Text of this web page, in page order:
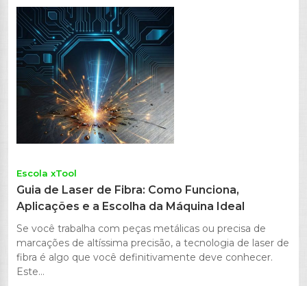
Escola xTool
Guia de Laser de Fibra: Como Funciona,
Aplicações e a Escolha da Máquina Ideal
Se você trabalha com peças metálicas ou precisa de
marcações de altíssima precisão, a tecnologia de laser de
fibra é algo que você definitivamente deve conhecer.
Este...